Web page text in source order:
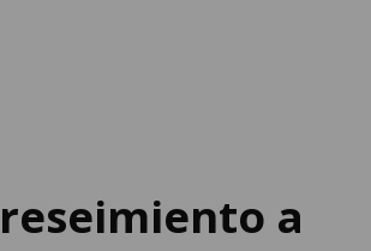
a